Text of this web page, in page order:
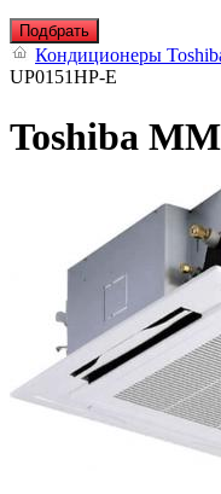
Подбрать
Кондиционеры
UP0151HP-E
Toshiba